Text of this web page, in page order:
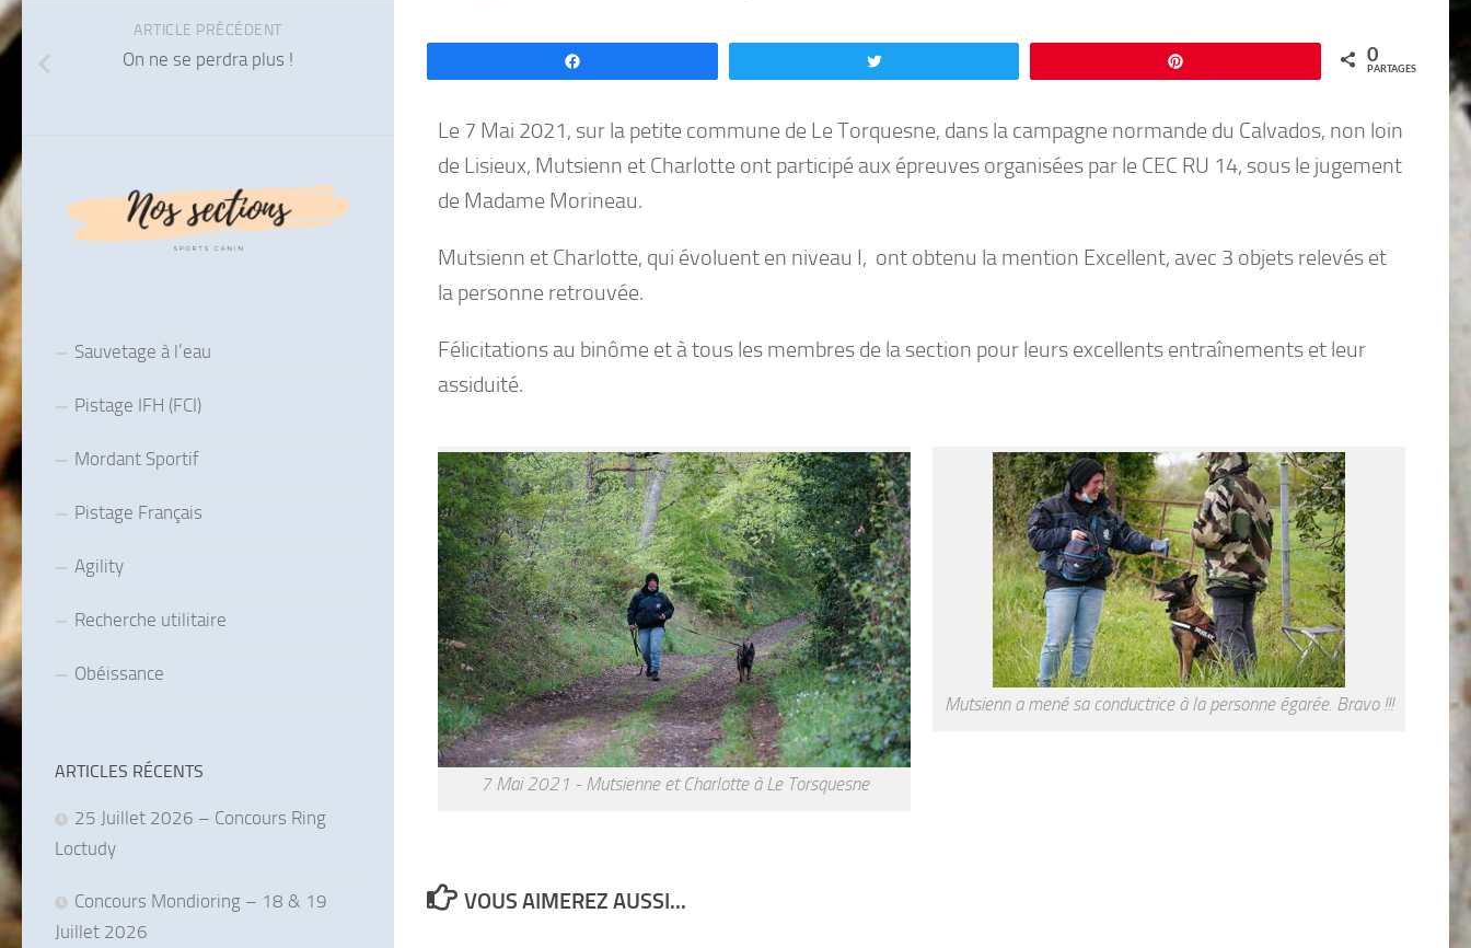
0
PARTAGES
Le 7 Mai 2021, sur la petite commune de Le Torquesne, dans la campagne normande du Calvados, non loin
de Lisieux, Mutsienn et Charlotte ont participé aux épreuves organisées par le CEC RU 14, sous le jugement
de Madame Morineau.
Mutsienn et Charlotte, qui évoluent en niveau I, ont obtenu la mention Excellent, avec 3 objets relevés et
la personne retrouvée.
Félicitations au binôme et à tous les membres de la section pour leurs excellents entraînements et leur
assiduité.
7 Mai 2021 - Mutsienne et Charlotte à Le Torsquesne
Mutsienn a mené sa conductrice à la personne égarée. Bravo !!!
VOUS AIMEREZ AUSSI...
ARTICLE PRÉCÉDENT
On ne se perdra plus !
Sauvetage à l’eau
Pistage IFH (FCI)
Mordant Sportif
Pistage Français
Agility
Recherche utilitaire
Obéissance
ARTICLES RÉCENTS
25 Juillet 2026 – Concours Ring
Loctudy
Concours Mondioring – 18 & 19
Juillet 2026